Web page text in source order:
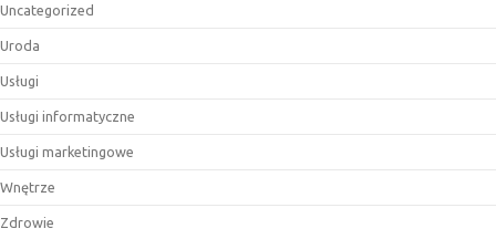
Uncategorized
Uroda
Usługi
Usługi informatyczne
Usługi marketingowe
Wnętrze
Zdrowie